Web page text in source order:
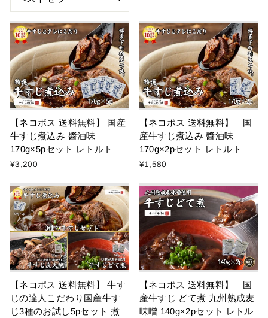
【ネコポス 送料無料】 国産
牛すじ煮込み 醬油味
170g×5pセット レトルト
¥3,200
【ネコポス 送料無料】 国
産牛すじ煮込み 醬油味
170g×2pセット レトルト
¥1,580
【ネコポス 送料無料】 牛す
じの達人こだわり国産牛す
じ3種のお試し5pセット 煮
【ネコポス 送料無料】 国
産牛すじ どて煮 九州熟成麦
味噌 140g×2pセット レトル